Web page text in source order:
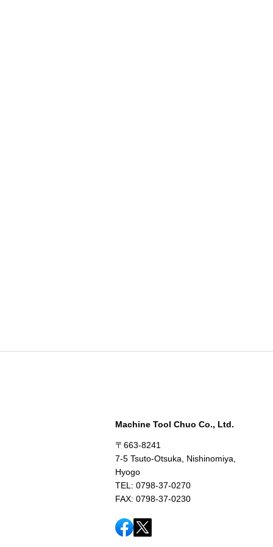
Machine Tool Chuo Co., Ltd.
〒663-8241
7-5 Tsuto-Otsuka, Nishinomiya,
Hyogo
TEL: 0798-37-0270
FAX: 0798-37-0230